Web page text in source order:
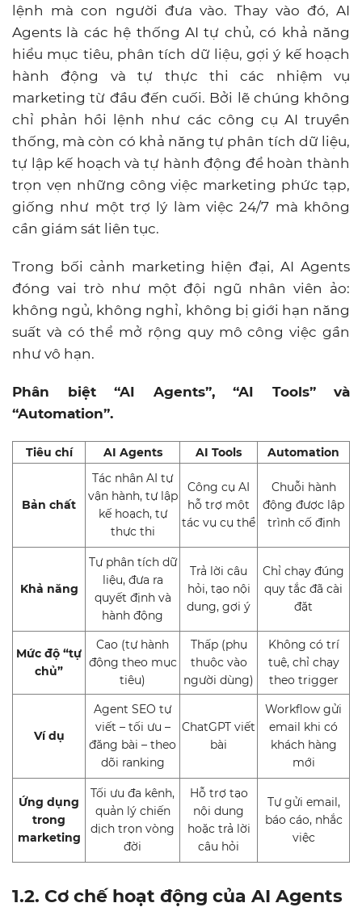
lệnh mà con người đưa vào. Thay vào đó, AI
Agents là các hệ thống AI tự chủ, có khả năng
hiểu mục tiêu, phân tích dữ liệu, gợi ý kế hoạch
hành động và tự thực thi các nhiệm vụ
marketing từ đầu đến cuối. Bởi lẽ chúng không
chỉ phản hồi lệnh như các công cụ AI truyền
thống, mà còn có khả năng tự phân tích dữ liệu,
tự lập kế hoạch và tự hành động để hoàn thành
trọn vẹn những công việc marketing phức tạp,
giống như một trợ lý làm việc 24/7 mà không
cần giám sát liên tục.
Trong bối cảnh marketing hiện đại, AI Agents
đóng vai trò như một đội ngũ nhân viên ảo:
không ngủ, không nghỉ, không bị giới hạn năng
suất và có thể mở rộng quy mô công việc gần
như vô hạn.
Phân biệt “AI Agents”, “AI Tools” và
“Automation”.
Tiêu chí AI Agents AI Tools Automation
Bản chất
Tác nhân AI tự
vận hành, tự lập
kế hoạch, tự
thực thi
Công cụ AI
hỗ trợ một
tác vụ cụ thể
Chuỗi hành
động được lập
trình cố định
Khả năng
Tự phân tích dữ
liệu, đưa ra
quyết định và
hành động
Trả lời câu
hỏi, tạo nội
dung, gợi ý
Chỉ chạy đúng
quy tắc đã cài
đặt
Mức độ “tự
chủ”
Cao (tự hành
động theo mục
tiêu)
Thấp (phụ
thuộc vào
người dùng)
Không có trí
tuệ, chỉ chạy
theo trigger
Ví dụ
Agent SEO tự
viết – tối ưu –
đăng bài – theo
dõi ranking
ChatGPT viết
bài
Workflow gửi
email khi có
khách hàng
mới
Ứng dụng
trong
marketing
Tối ưu đa kênh,
quản lý chiến
dịch trọn vòng
đời
Hỗ trợ tạo
nội dung
hoặc trả lời
câu hỏi
Tự gửi email,
báo cáo, nhắc
việc
1.2. Cơ chế hoạt động của AI Agents